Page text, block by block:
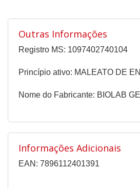
Outras Informações
Registro MS: 1097402740104
Princípio ativo: MALEATO DE
Nome do Fabricante: BIOLAB
Informações Adicionais
EAN: 7896112401391